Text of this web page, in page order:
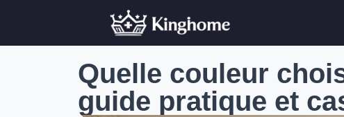
Quelle couleur
guide pratique et